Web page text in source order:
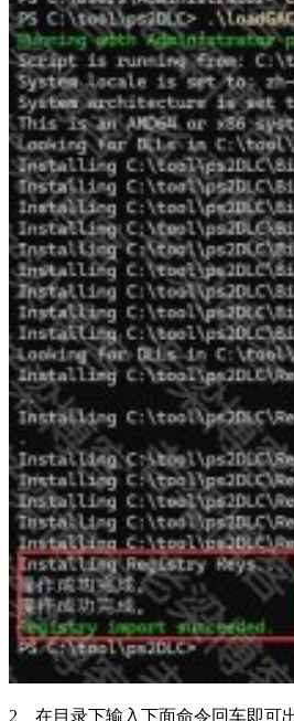
2、在目录下输入下面命令回车即可